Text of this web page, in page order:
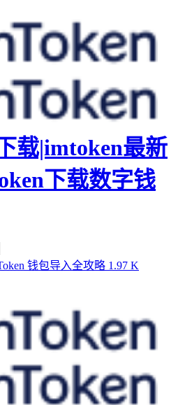
载|imtoken最新
下载数字钱
钱包导入全攻略 1.97 K